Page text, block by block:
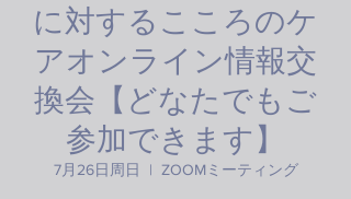
に対するこころのケ
アオンライン情報交
換会【どなたでもご
参加できます】
7月26日周日
  |
ZOOMミーティング